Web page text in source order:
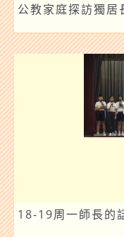
公教家庭探訪獨居
18-19周一師長的